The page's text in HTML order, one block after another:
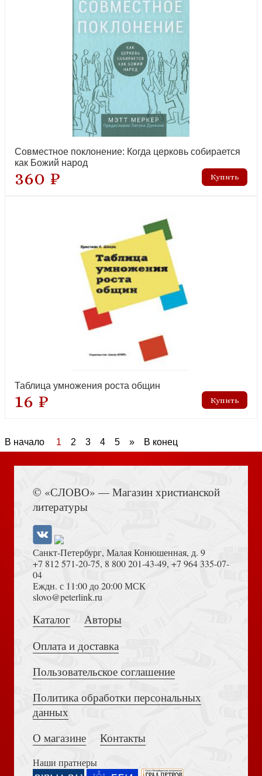
Совместное поклонение: Когда церковь собирается
как Божий народ
360 ₽
Таблица умножения роста общин
16 ₽
В начало 1 2 3 4 5 » В конец
© «СЛОВО» — Магазин христианской
литературы
Санкт-Петербург, Малая Конюшенная, д. 9
+7 812 571-20-75, 8 800 201-43-49, +7 964 335-07-
04
Еждн. с 11:00 до 20:00 МСК
slovo@peterlink.ru
Каталог
Авторы
Оплата и доставка
Пользовательское соглашение
Политика обработки персональных
данных
О магазине
Контакты
Наши пратнеры